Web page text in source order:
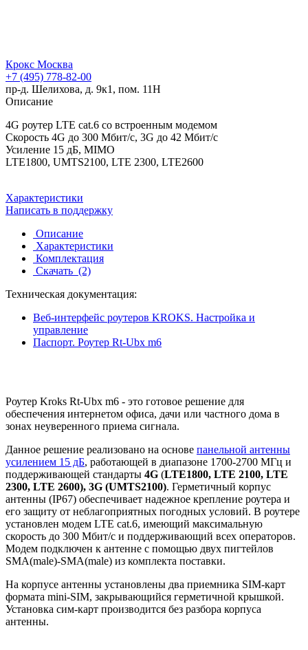
Крокс Москва
+7 (495) 778-82-00
пр-д. Шелихова, д. 9к1, пом. 11Н
Описание
4G роутер LTE cat.6 со встроенным модемом
Скорость 4G до 300 Мбит/с, 3G до 42 Мбит/с
Усиление 15 дБ, MIMO
LTE1800, UMTS2100, LTE 2300, LTE2600
Характеристики
Написать в поддержку
Описание
Характеристики
Комплектация
Скачать (2)
Техническая документация:
Веб-интерфейс роутеров KROKS. Настройка и
управление
Паспорт. Роутер Rt-Ubx m6
Роутер Kroks Rt-Ubx m6 - это готовое решение для
обеспечения интернетом офиса, дачи или частного дома в
зонах неуверенного приема сигнала.
Данное решение реализовано на основе панельной антенны
усилением 15 дБ, работающей в диапазоне 1700-2700 МГц и
поддерживающей стандарты 4G (LTE1800, LTE 2100, LTE
2300, LTE 2600), 3G (UMTS2100). Герметичный корпус
антенны (IP67) обеспечивает надежное крепление роутера и
его защиту от неблагоприятных погодных условий. В роутере
установлен модем LTE cat.6, имеющий максимальную
скорость до 300 Мбит/c и поддерживающий всех операторов.
Модем подключен к антенне с помощью двух пигтейлов
SMA(male)-SMA(male) из комплекта поставки.
На корпусе антенны установлены два приемника SIM-карт
формата mini-SIM, закрывающийся герметичной крышкой.
Установка сим-карт производится без разбора корпуса
антенны.